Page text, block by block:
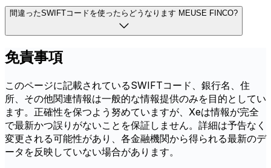
間違ったSWIFTコードを使ったらどうなります MEUSE FINCO?
免責事項
このページに記載されているSWIFTコード、銀行名、住
所、その他関連情報は一般的な情報提供のみを目的としてい
ます。正確性を保つよう努めていますが、Xeは情報が完全
で最新かつ誤りがないことを保証しません。詳細は予告なく
変更される可能性があり、各金融機関から得られる最新のデ
ータを反映していない場合があります。